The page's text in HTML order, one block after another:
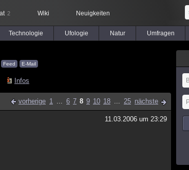
2 Wiki Neuigkeiten
Technologie Ufologie Natur Umfragen
Feed E-Mail
Infos
vorherige 1 ... 6 7 8 9 10 18 ... 25 nächste
11.03.2006 um 23:29